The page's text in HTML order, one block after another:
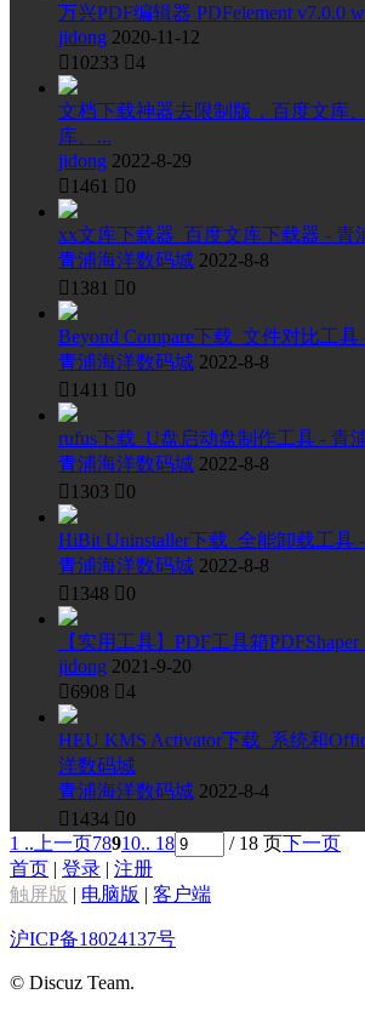
万兴PDF编辑器 PDFelement v7.0.0
jidong 2020-11-12
 10233 4
文档下载神器去限制版，百度文库
库、...
jidong 2022-8-29
 1461  0
xx文库下载器_百度文库下载器 - 青
青浦海洋数码城 2022-8-8
 1381  0
Beyond Compare下载_文件对比工
青浦海洋数码城 2022-8-8
 1411  0
rufus下载_U盘启动盘制作工具 - 青
青浦海洋数码城 2022-8-8
 1303  0
HiBit Uninstaller下载_全能卸载工具
青浦海洋数码城 2022-8-8
 1348  0
【实用工具】PDF工具箱
jidong 2021-9-20
 6908 4
HEU KMS Activator下载_系统和
洋数码城
青浦海洋数码城 2022-8-4
 1434  0
1 .. 上一页78910.. 18 / 18 页下一页
首页 | 登录 | 注册
触屏版 | 电脑版 | 客户端
沪ICP备18024137号
© Discuz Team.